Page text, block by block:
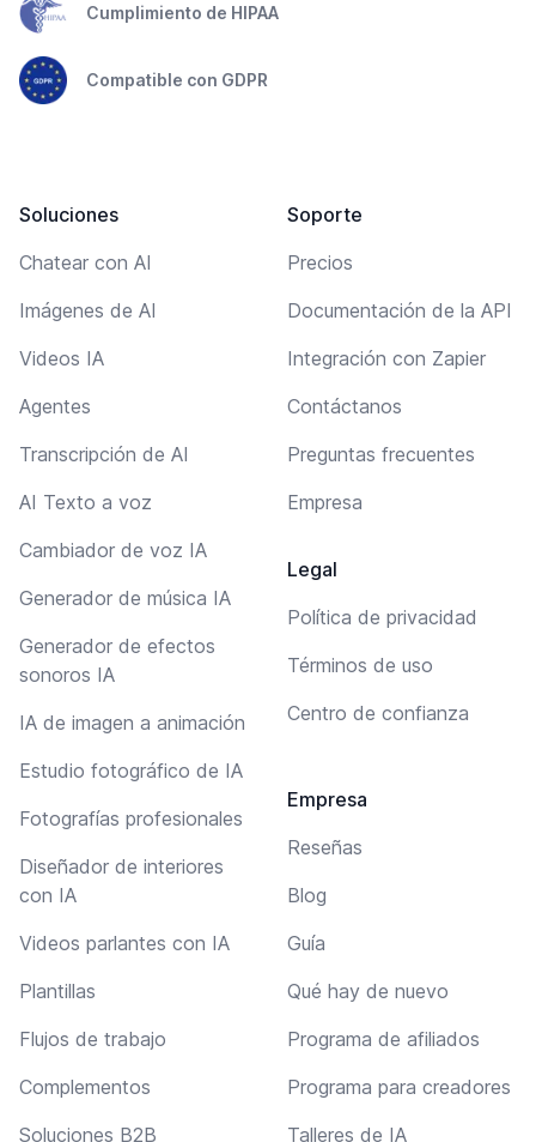
Cumplimiento de HIPAA
Compatible con GDPR
Soluciones
Chatear con AI
Imágenes de AI
Videos IA
Agentes
Transcripción de AI
AI Texto a voz
Cambiador de voz IA
Generador de música IA
Generador de efectos
sonoros IA
IA de imagen a animación
Estudio fotográfico de IA
Fotografías profesionales
Diseñador de interiores
con IA
Videos parlantes con IA
Plantillas
Flujos de trabajo
Complementos
Soluciones B2B
Soporte
Precios
Documentación de la API
Integración con Zapier
Contáctanos
Preguntas frecuentes
Empresa
Legal
Política de privacidad
Términos de uso
Centro de confianza
Empresa
Reseñas
Blog
Guía
Qué hay de nuevo
Programa de afiliados
Programa para creadores
Talleres de IA